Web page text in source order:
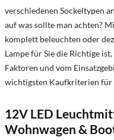
verschiedenen Sockeltypen
auf was sollte man achten?
komplett beleuchten oder
Lampe für Sie die Richtige
Faktoren und vom
wichtigsten Kaufkriterien für
12V LED
Wohnwagen &